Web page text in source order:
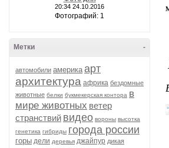
20:34 24.10.2016
Фотографий: 1
-
Метки
автомобили америка арт
архитектура африка бездомные
животные белки букмекерская контора в
мире животных ветер
странствий видео вороны высотка
генетика гибриды города россии
горы дели деревья джайпур дикая